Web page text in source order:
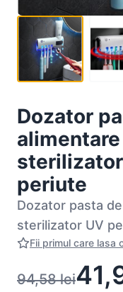
Dozator
periute
Dozator pasta
sterilizator UV
Fii primul care lasa
94,58lei